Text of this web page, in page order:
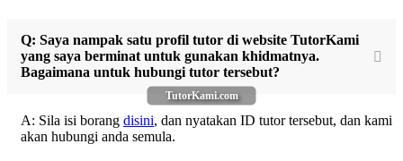
TutorKami.com
Q: Saya nampak satu profil tutor di website TutorKami
yang saya berminat untuk gunakan khidmatnya.
Bagaimana untuk hubungi tutor tersebut?
A: Sila isi borang disini, dan nyatakan ID tutor tersebut, dan kami
akan hubungi anda semula.